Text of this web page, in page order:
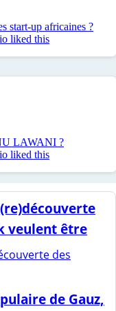
de Gauz,
veulent être